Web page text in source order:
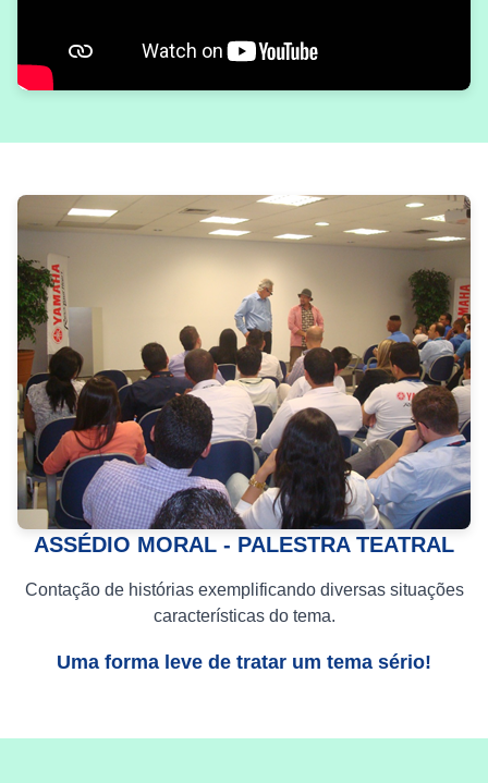
ASSÉDIO MORAL - PALESTRA TEATRAL
Contação de histórias exemplificando diversas situações
características do tema.
Uma forma leve de tratar um tema sério!